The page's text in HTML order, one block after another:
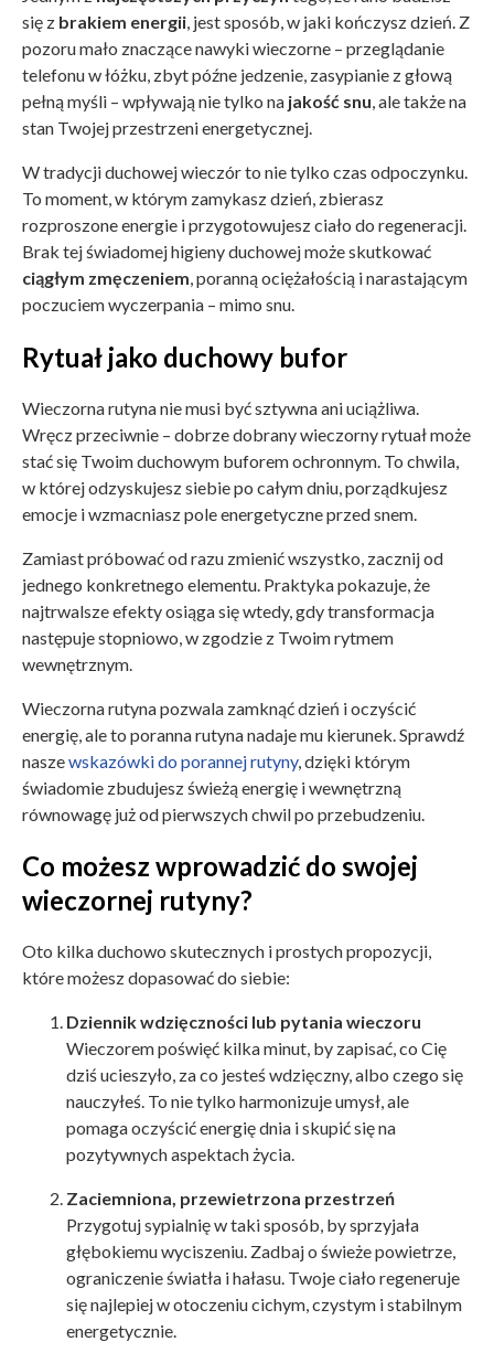
się z brakiem energii, jest sposób, w jaki kończysz dzień. Z
pozoru mało znaczące nawyki wieczorne – przeglądanie
telefonu w łóżku, zbyt późne jedzenie, zasypianie z głową
pełną myśli – wpływają nie tylko na jakość snu, ale także na
stan Twojej przestrzeni energetycznej.
W tradycji duchowej wieczór to nie tylko czas odpoczynku.
To moment, w którym zamykasz dzień, zbierasz
rozproszone energie i przygotowujesz ciało do regeneracji.
Brak tej świadomej higieny duchowej może skutkować
ciągłym zmęczeniem, poranną ociężałością i narastającym
poczuciem wyczerpania – mimo snu.
Rytuał jako duchowy bufor
Wieczorna rutyna nie musi być sztywna ani uciążliwa.
Wręcz przeciwnie – dobrze dobrany wieczorny rytuał może
stać się Twoim duchowym buforem ochronnym. To chwila,
w której odzyskujesz siebie po całym dniu, porządkujesz
emocje i wzmacniasz pole energetyczne przed snem.
Zamiast próbować od razu zmienić wszystko, zacznij od
jednego konkretnego elementu. Praktyka pokazuje, że
najtrwalsze efekty osiąga się wtedy, gdy transformacja
następuje stopniowo, w zgodzie z Twoim rytmem
wewnętrznym.
Wieczorna rutyna pozwala zamknąć dzień i oczyścić
energię, ale to poranna rutyna nadaje mu kierunek. Sprawdź
naszewskazówki do porannej rutyny, dzięki którym
świadomie zbudujesz świeżą energię i wewnętrzną
równowagę już od pierwszych chwil po przebudzeniu.
Co możesz wprowadzić do swojej
wieczornej rutyny?
Oto kilka duchowo skutecznych i prostych propozycji,
które możesz dopasować do siebie:
Dziennik wdzięczności lub pytania wieczoru
Wieczorem poświęć kilka minut, by zapisać, co Cię
dziś ucieszyło, za co jesteś wdzięczny, albo czego się
nauczyłeś. To nie tylko harmonizuje umysł, ale
pomaga oczyścić energię dnia i skupić się na
pozytywnych aspektach życia.
Zaciemniona, przewietrzona przestrzeń
Przygotuj sypialnię w taki sposób, by sprzyjała
głębokiemu wyciszeniu. Zadbaj o świeże powietrze,
ograniczenie światła i hałasu. Twoje ciało regeneruje
się najlepiej w otoczeniu cichym, czystym i stabilnym
energetycznie.